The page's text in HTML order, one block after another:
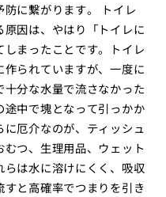
防に繋がります。 トイレ
因は、やはり「トイレに
まったことです。トイレ
られていますが、一度に
分な水量で流さなかった
途中で塊となって引っかか
厄介なのが、ティッシュ
つ、生理用品、ウェット
は水に溶けにくく、吸収
と高確率でつまりを引き